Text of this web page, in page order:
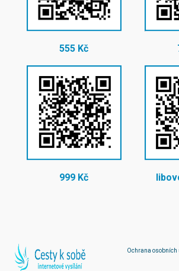
555 Kč
999 Kč
Ochrana osobních